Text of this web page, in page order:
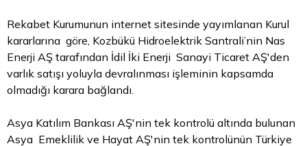
Rekabet Kurumunun internet sitesinde yayımlanan Kurul
kararlarına göre, Kozbükü Hidroelektrik Santrali’nin Nas
Enerji AŞ tarafından İdil İki Enerji Sanayi Ticaret AŞ'den
varlık satışı yoluyla devralınması işleminin kapsamda
olmadığı karara bağlandı.
Asya Katılım Bankası AŞ'nin tek kontrolü altında bulunan
Asya Emeklilik ve Hayat AŞ'nin tek kontrolünün Türkiye